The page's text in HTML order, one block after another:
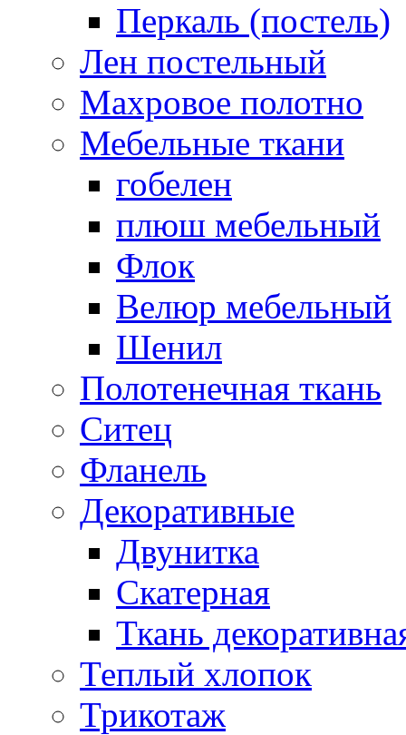
Перкаль (постель)
Лен постельный
Махровое полотно
Мебельные ткани
гобелен
плюш мебельный
Флок
Велюр мебельный
Шенил
Полотенечная ткань
Ситец
Фланель
Декоративные
Двунитка
Скатерная
Ткань
Теплый хлопок
Трикотаж